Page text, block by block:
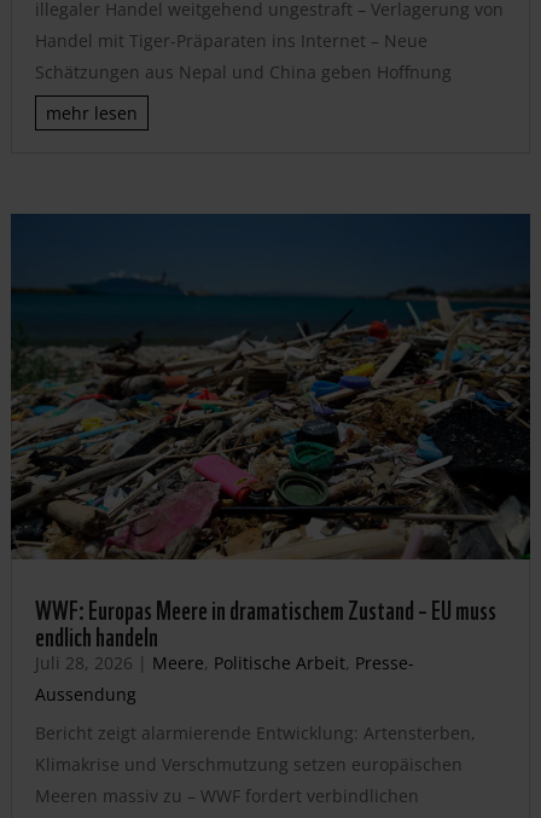
illegaler Handel weitgehend ungestraft – Verlagerung von
Handel mit Tiger-Präparaten ins Internet – Neue
Schätzungen aus Nepal und China geben Hoffnung
mehr lesen
WWF: Europas Meere in dramatischem Zustand – EU muss
endlich handeln
Juli 28, 2026 | Meere, Politische Arbeit, Presse-
Aussendung
Bericht zeigt alarmierende Entwicklung: Artensterben,
Klimakrise und Verschmutzung setzen europäischen
Meeren massiv zu – WWF fordert verbindlichen